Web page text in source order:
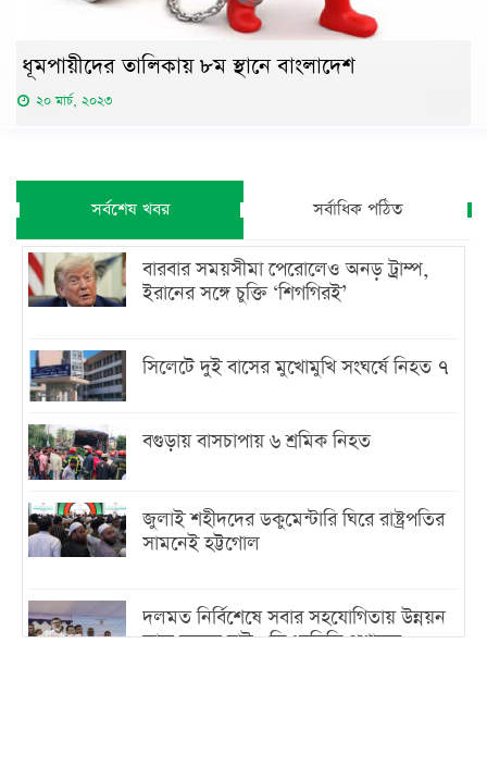
ধূমপায়ীদের তালিকায় ৮ম স্থানে বাংলাদেশ
২০ মার্চ, ২০২৩
সর্বশেষ খবর সর্বাধিক পঠিত
বারবার সময়সীমা পেরোলেও অনড় ট্রাম্প,
ইরানের সঙ্গে চুক্তি ‘শিগগিরই’
সিলেটে দুই বাসের মুখোমুখি সংঘর্ষে নিহত ৭
বগুড়ায় বাসচাপায় ৬ শ্রমিক নিহত
জুলাই শহীদদের ডকুমেন্টারি ঘিরে রাষ্ট্রপতির
সামনেই হট্টগোল
দলমত নির্বিশেষে সবার সহযোগিতায় উন্নয়ন
কাজ করতে চাই : ডিএনসিসি প্রশাসক